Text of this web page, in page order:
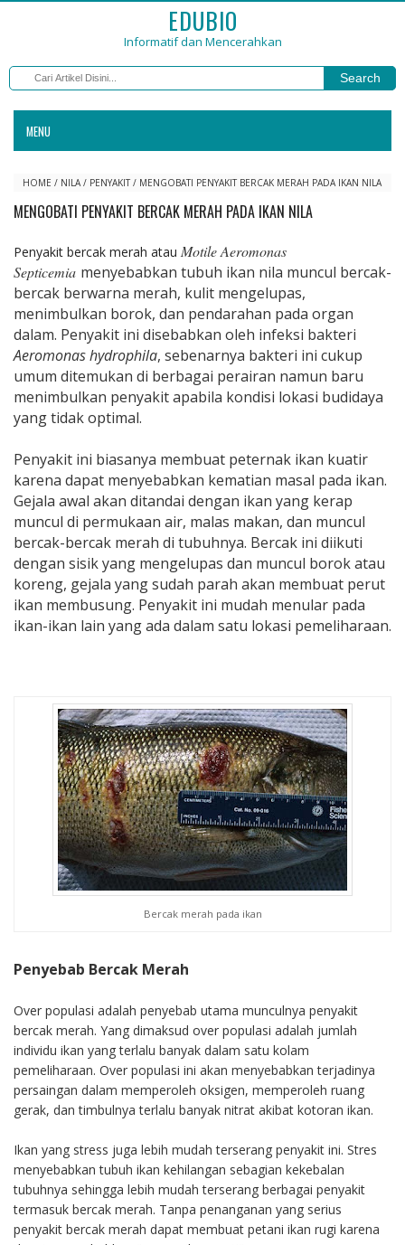
EDUBIO
Informatif dan Mencerahkan
Search
MENU
HOME / NILA/ PENYAKIT/ MENGOBATI PENYAKIT BERCAK MERAH PADA IKAN NILA
MENGOBATI PENYAKIT BERCAK MERAH PADA IKAN NILA
Penyakit bercak merah atau Motile Aeromonas
Septicemia menyebabkan tubuh ikan nila muncul bercak-
bercak berwarna merah, kulit mengelupas,
menimbulkan borok, dan pendarahan pada organ
dalam. Penyakit ini disebabkan oleh infeksi bakteri
Aeromonas hydrophila, sebenarnya bakteri ini cukup
umum ditemukan di berbagai perairan namun baru
menimbulkan penyakit apabila kondisi lokasi budidaya
yang tidak optimal.
Penyakit ini biasanya membuat peternak ikan kuatir
karena dapat menyebabkan kematian masal pada ikan.
Gejala awal akan ditandai dengan ikan yang kerap
muncul di permukaan air, malas makan, dan muncul
bercak-bercak merah di tubuhnya. Bercak ini diikuti
dengan sisik yang mengelupas dan muncul borok atau
koreng, gejala yang sudah parah akan membuat perut
ikan membusung. Penyakit ini mudah menular pada
ikan-ikan lain yang ada dalam satu lokasi pemeliharaan.
Bercak merah pada ikan
Penyebab Bercak Merah
Over populasi adalah penyebab utama munculnya penyakit
bercak merah. Yang dimaksud over populasi adalah jumlah
individu ikan yang terlalu banyak dalam satu kolam
pemeliharaan. Over populasi ini akan menyebabkan terjadinya
persaingan dalam memperoleh oksigen, memperoleh ruang
gerak, dan timbulnya terlalu banyak nitrat akibat kotoran ikan.
Ikan yang stress juga lebih mudah terserang penyakit ini. Stres
menyebabkan tubuh ikan kehilangan sebagian kekebalan
tubuhnya sehingga lebih mudah terserang berbagai penyakit
termasuk bercak merah. Tanpa penanganan yang serius
penyakit bercak merah dapat membuat petani ikan rugi karena